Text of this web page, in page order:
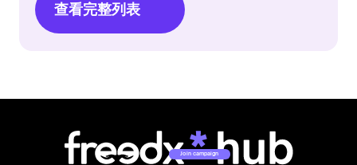
查看完整列表
Join campaign